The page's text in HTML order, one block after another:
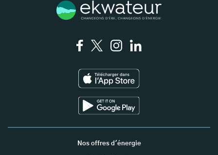
Nos offres d'énergie